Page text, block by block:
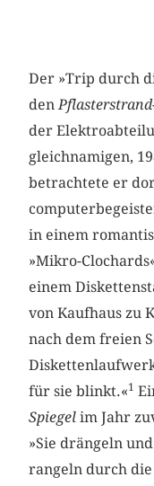
Der »Trip durch
den
der
­gleichnamigen,
betrachtete er
in einem
»Mikro-
einem
von Kaufhaus zu
nach dem freien
für sie blinkt.«1
Spiegel im Jahr
»Sie drängeln
rangeln durch die